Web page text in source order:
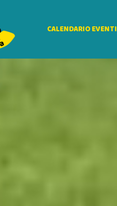
CALENDARIO EVENTI